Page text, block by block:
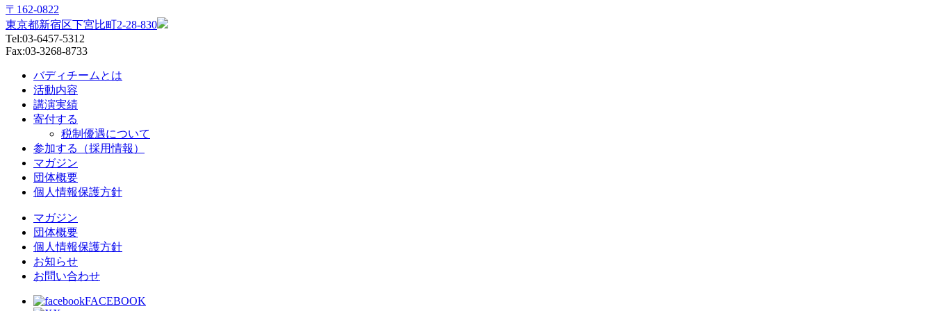
〒162-0822
東京都新宿区下宮比町2-28-830
Tel:03-6457-5312
Fax:03-3268-8733
バディチームとは
活動内容
講演実績
寄付する
税制優遇について
参加する（採用情報）
マガジン
団体概要
個人情報保護方針
マガジン
団体概要
個人情報保護方針
お知らせ
お問い合わせ
FACEBOOK